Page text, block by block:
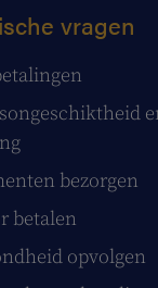
vragen
bezorgen
betalen
opvolgen